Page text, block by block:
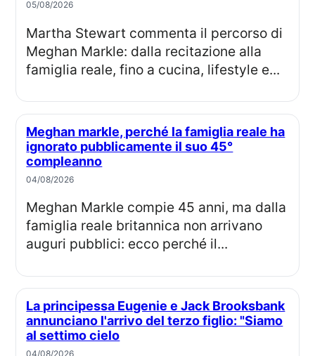
05/08/2026
Martha Stewart commenta il percorso di
Meghan Markle: dalla recitazione alla
famiglia reale, fino a cucina, lifestyle e...
Meghan markle, perché la famiglia reale ha
ignorato pubblicamente il suo 45°
compleanno
04/08/2026
Meghan Markle compie 45 anni, ma dalla
famiglia reale britannica non arrivano
auguri pubblici: ecco perché il...
La principessa Eugenie e Jack Brooksbank
annunciano l'arrivo del terzo figlio: "Siamo
al settimo cielo
04/08/2026